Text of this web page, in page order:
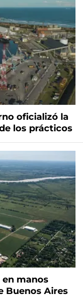
oficializó la
los prácticos
manos
Buenos Aires